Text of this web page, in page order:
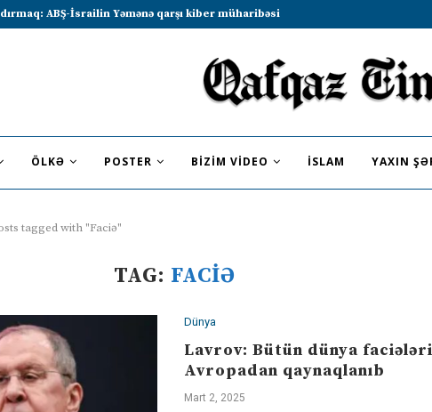
ABŞ-İsrailin Yəmənə qarşı kiber müharibəsi
ÖLKƏ POSTER BIZIM VIDEO İSLAM YAXIN
tagged with "Faciə"
TAG: FACIƏ
Dünya
Lavrov: Bütün dünya faciələri
Avropadan qaynaqlanıb
Mart 2, 2025